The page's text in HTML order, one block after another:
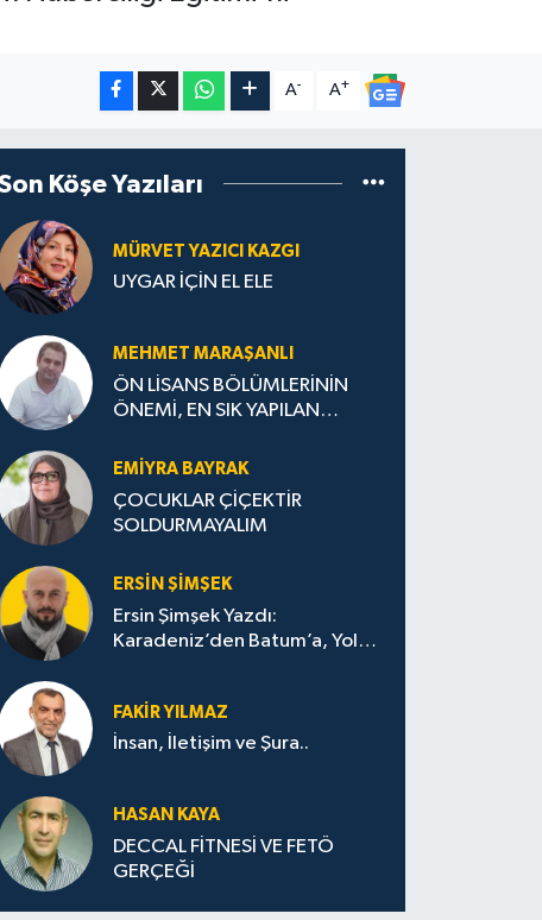
A- A+
Köşe Yazıları
MÜRVET YAZICI KAZGI
UYGAR İÇİN EL ELE
MEHMET MARAŞANLI
ÖN LİSANS BÖLÜMLERİNİN
ÖNEMİ, EN SIK YAPILAN
STRATEJİLERİ
EMIYRA BAYRAK
ÇOCUKLAR ÇİÇEKTİR
SOLDURMAYALIM
ERSIN ŞIMŞEK
Ersin Şimşek Yazdı:
Karadeniz’den Batum’a, Yolun
FAKIR YILMAZ
İnsan, İletişim ve Şura..
HASAN KAYA
DECCAL FİTNESİ VE FETÖ
GERÇEĞİ